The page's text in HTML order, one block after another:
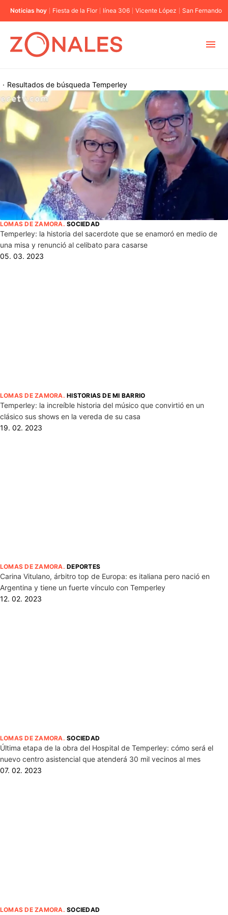
Noticias hoy Fiesta de la Flor línea 306 Vicente López San Fernando
CABA
BUENOS AIRES
PROVINCIAS
ELECCIONES 2023
Resultados de búsqueda
· Temperley
LOMAS DE ZAMORA.SOCIEDAD
Temperley: la historia del sacerdote que se enamoró en medio de
una misa y renunció al celibato para casarse
05. 03. 2023
LOMAS DE ZAMORA.HISTORIAS DE MI BARRIO
Temperley: la increíble historia del músico que convirtió en un
clásico sus shows en la vereda de su casa
19. 02. 2023
LOMAS DE ZAMORA.DEPORTES
Carina Vitulano, árbitro top de Europa: es italiana pero nació en
Argentina y tiene un fuerte vínculo con Temperley
12. 02. 2023
LOMAS DE ZAMORA.SOCIEDAD
Última etapa de la obra del Hospital de Temperley: cómo será el
nuevo centro asistencial que atenderá 30 mil vecinos al mes
07. 02. 2023
LOMAS DE ZAMORA.SOCIEDAD